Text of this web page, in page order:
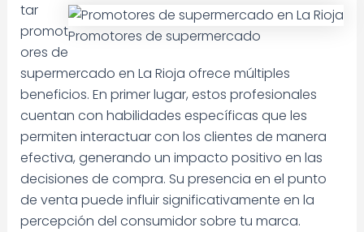
Promotores de supermercado
tar
promot
ores de
supermercado en La Rioja ofrece múltiples
beneficios. En primer lugar, estos profesionales
cuentan con habilidades específicas que les
permiten interactuar con los clientes de manera
efectiva, generando un impacto positivo en las
decisiones de compra. Su presencia en el punto
de venta puede influir significativamente en la
percepción del consumidor sobre tu marca.